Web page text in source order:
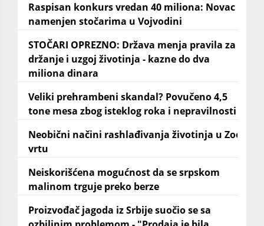
Raspisan konkurs vredan 40 miliona: Novac
namenjen stočarima u Vojvodini
STOČARI OPREZNO: Država menja pravila za
držanje i uzgoj životinja - kazne do dva
miliona dinara
Veliki prehrambeni skandal? Povučeno 4,5
tone mesa zbog isteklog roka i nepravilnosti
Neobični načini rashlađivanja životinja u Zoo
vrtu
Neiskorišćena mogućnost da se srpskom
malinom trguje preko berze
Proizvođač jagoda iz Srbije suočio se sa